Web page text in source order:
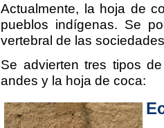
Actualmente, la hoja de
pueblos indígenas. Se
vertebral de las
Se advierten tres tipos
andes y la hoja de coca: